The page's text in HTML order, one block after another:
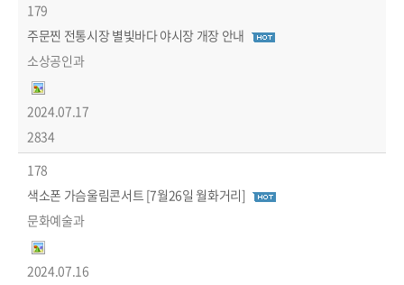
179
주문찐 전통시장 별빛바다 야시장 개장 안내
소상공인과
2024.07.17
2834
178
색소폰 가슴울림콘서트 [7월26일 월화거리]
문화예술과
2024.07.16